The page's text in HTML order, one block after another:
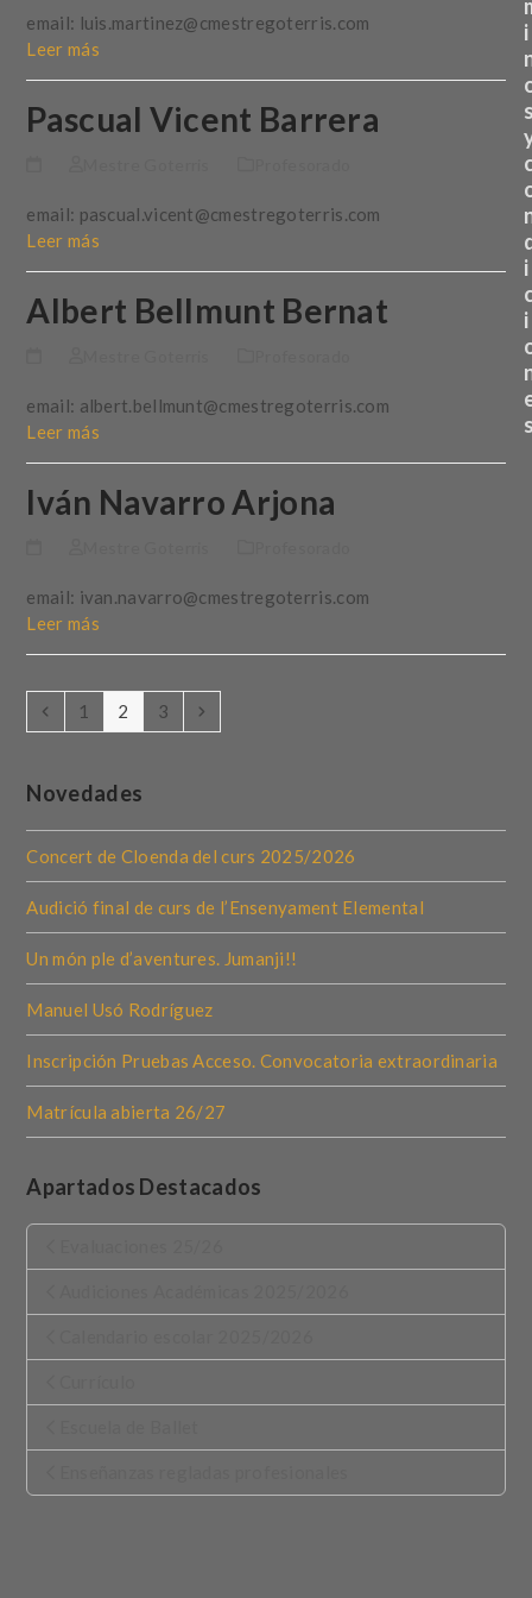
email: luis.martinez@cmestregoterris.com
Leer más
Pascual Vicent Barrera
email: pascual.vicent@cmestregoterris.com
Leer más
Albert Bellmunt Bernat
email: albert.bellmunt@cmestregoterris.com
Leer más
Iván Navarro Arjona
email: ivan.navarro@cmestregoterris.com
Leer más
Anterior
Page
1 Page
2 Page
3
Novedades
Concert de Cloenda del curs 2025/2026
Audició final de curs de l’Ensenyament Elemental
Un món ple d’aventures. Jumanji!!
Manuel Usó Rodríguez
Inscripción Pruebas Acceso. Convocatoria extraordinaria
Matrícula abierta 26/27
Apartados Destacados
i
i
i